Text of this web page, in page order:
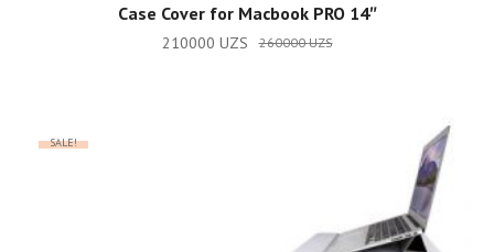
ADD TO CART
Case Cover for Macbook PRO 14″
260000UZS
210000 UZS
SALE!